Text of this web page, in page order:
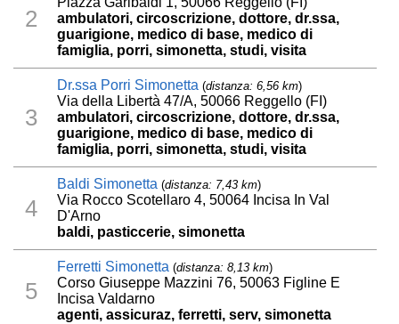
2
ambulatori, circoscrizione, dottore, dr.ssa,
guarigione, medico di base, medico di
famiglia, porri, simonetta, studi, visita
3
Dr.ssa Porri Simonetta (distanza: 6,56 km)
Via della Libertà 47/A, 50066 Reggello (FI)
ambulatori, circoscrizione, dottore, dr.ssa,
guarigione, medico di base, medico di
famiglia, porri, simonetta, studi, visita
4
Baldi Simonetta (distanza: 7,43 km)
Via Rocco Scotellaro 4, 50064 Incisa In Val
D'Arno
baldi, pasticcerie, simonetta
5
Ferretti Simonetta (distanza: 8,13 km)
Corso Giuseppe Mazzini 76, 50063 Figline E
Incisa Valdarno
agenti, assicuraz, ferretti, serv, simonetta